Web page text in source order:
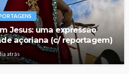
Jesus: uma expressão
açoriana (c/ reportagem)
atrás